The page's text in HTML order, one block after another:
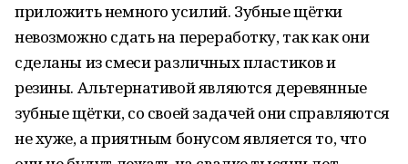
приложить немного усилий. Зубные щётки
невозможно сдать на переработку, так как они
сделаны из смеси различных пластиков и
резины. Альтернативой являются деревянные
зубные щётки, со своей задачей они справляются
не хуже, а приятным бонусом является то, что